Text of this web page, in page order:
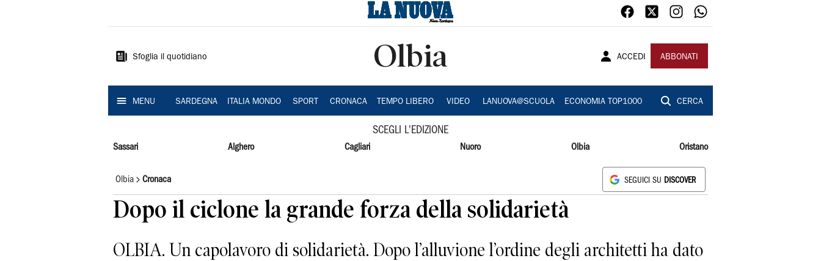
Sardegna
Sfoglia il quotidiano Olbia ACCEDI ABBONATI
MENU SARDEGNA ITALIA MONDO SPORT CRONACA TEMPO LIBERO VIDEO LANUOVA@SCUOLA ECONOMIA TOP1000 CERCA
SCEGLI L'EDIZIONE
Sassari Alghero Cagliari Nuoro Olbia Oristano
Olbia Cronaca SEGUICI SU DISCOVER
Dopo il ciclone la grande forza della solidarietà
OLBIA. Un capolavoro di solidarietà. Dopo l’alluvione l’ordine degli architetti ha dato